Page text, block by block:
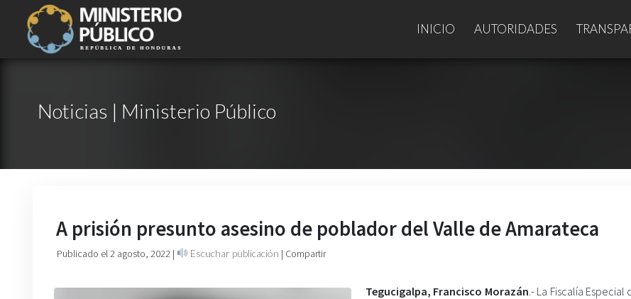
INICIO AUTORIDADES
Noticias | Ministerio Público
A prisión presunto asesino de poblador del Valle de Amarateca
Publicado el 2 agosto, 2022 | Escuchar publicación | Compartir
Tegucigalpa, Francisco Morazán.- La Fiscalía Especial